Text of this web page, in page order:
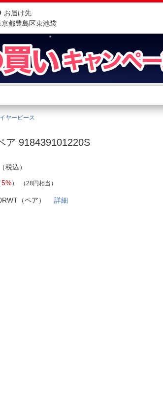
お届け先
京都豊島区東池袋
さがす
グからさがす
サポート
イヤーピース
ア 918439101220S
（税込）
5%） （28円相当）
（ペア）詳細